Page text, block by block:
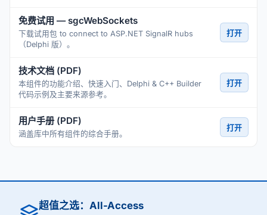
免费试用 — sgcWebSockets
下载试用包 to connect to ASP.NET SignalR hubs
（Delphi 版）。
打开
技术文档 (PDF)
本组件的功能介绍、快速入门、Delphi & C++ Builder
代码示例及主要来源参考。
打开
用户手册 (PDF)
涵盖库中所有组件的综合手册。
打开
超值之选：All-Access